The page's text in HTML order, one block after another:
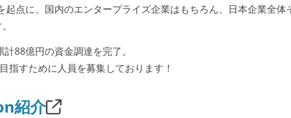
起点に、国内のエンタープライズ企業はもちろん、日本企業全体
88億円の資金調達を完了。
指すために人員を募集しております！
紹介